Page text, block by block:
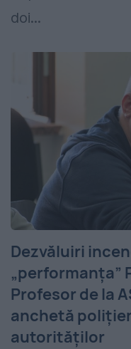
doi...
Dezvăluiri
„performanța”
Profesor de la
anchetă
autorităților